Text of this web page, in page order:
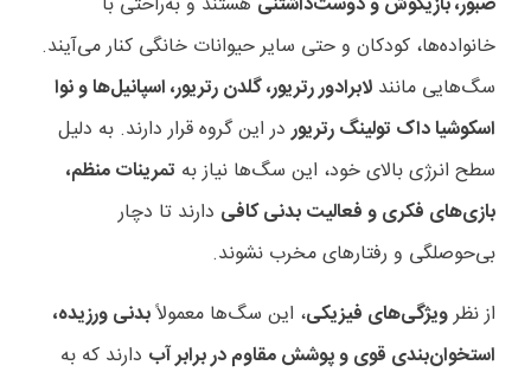
خانواده‌ها، کودکان و حتی سایر حیوانات خانگی کنار می‌آیند.
سگ‌هایی مانند لابرادور رتریور، گلدن رتریور، اسپانیل‌ها و نوا
اسکوشیا داک تولینگ رتریوردر این گروه قرار دارند. به دلیل
سطح انرژی بالای خود، این سگ‌ها نیاز به تمرینات منظم،
بازی‌های فکری و فعالیت بدنی کافی دارند تا دچار
بی‌حوصلگی و رفتارهای مخرب نشوند.
از نظرویژگی‌های فیزیکی، این سگ‌ها معمولاًبدنی ورزیده،
استخوان‌بندی قوی و پوشش مقاوم در برابر آب دارند که به